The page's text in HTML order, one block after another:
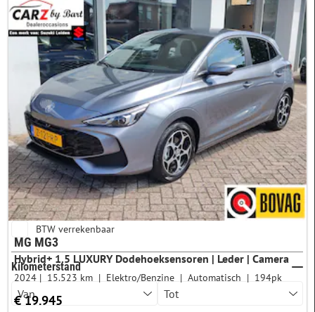
Merk & model
3
Prijs
BTW verrekenbaar
Kilometerstand
MG MG3
Hybrid+ 1.5 LUXURY Dodehoeksensoren | Leder | Camera
2024 15.523 km Elektro/Benzine Automatisch 194pk
€ 19.945